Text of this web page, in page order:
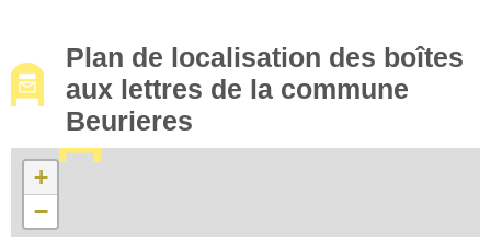
Plan de localisation des boîtes
aux lettres de la commune
Beurieres
+
−